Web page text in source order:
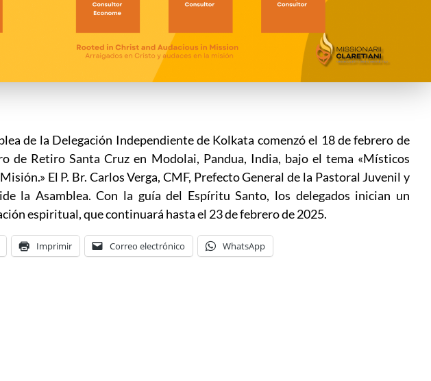
de la Delegación Independiente de Kolkata comenzó el 18 de febrero de
de Retiro Santa Cruz en Modolai, Pandua, India, bajo el tema «Místicos
El P. Br. Carlos Verga, CMF, Prefecto General de la Pastoral Juvenil y
la Asamblea. Con la guía del Espíritu Santo, los delegados inician un
espiritual, que continuará hasta el 23 de febrero de 2025.
Imprimir Correo electrónico WhatsApp